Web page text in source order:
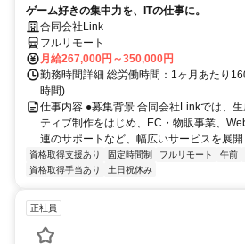
ゲーム好きの集中力を、ITの仕事に。
合同会社Link
フルリモート
月給267,000円～350,000円
勤務時間詳細 総労働時間：1ヶ月あたり
時間)
仕事内容 ●募集背景 合同会社Linkでは、
ティブ制作をはじめ、EC・物販事業、
連のサポートなど、幅広いサービスを展開
資格取得支援あり 固定時間制 フルリモート 午前
資格取得手当あり
土日祝休み
正社員